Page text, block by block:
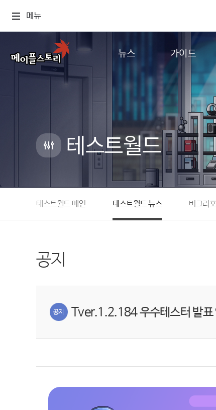
메뉴
뉴스
업데이트
이벤트
메이플 알림판
with maple
가이드
게임정보
직업소개
확률형 아이템
NEXON NOW
추가정보
테스트월드
테스트월드 메인 테스트월드 뉴스 버그리
공지
Tver.1.2.184 우수테스터 발표